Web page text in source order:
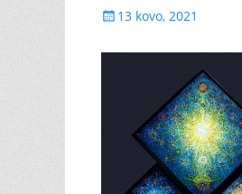
Paskelbta
13 kovo, 2021